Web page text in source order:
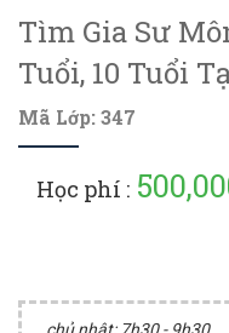
Tìm Gia Sư
Tuổi, 10 Tuổi
Mã Lớp: 347
Học phí :
chủ nhật: 7h30 - 9h30